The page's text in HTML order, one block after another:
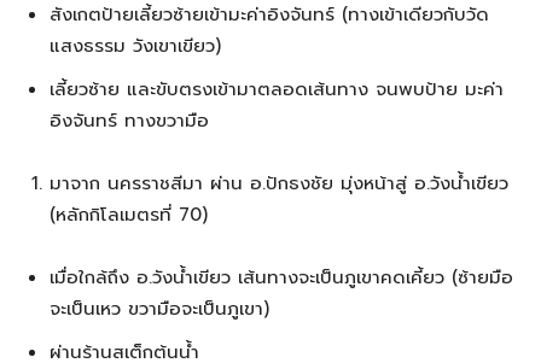
สังเกตป้ายเลี้ยวซ้ายเข้ามะค่าอิงจันทร์ (ทางเข้าเดียวกับวัด
แสงธรรม วังเขาเขียว)
เลี้ยวซ้าย และขับตรงเข้ามาตลอดเส้นทาง จนพบป้าย มะค่า
อิงจันทร์ ทางขวามือ
มาจาก นครราชสีมา ผ่าน อ.ปักธงชัย มุ่งหน้าสู่ อ.วังน้ำเขียว
(หลักกิโลเมตรที่ 70)
เมื่อใกล้ถึง อ.วังน้ำเขียว เส้นทางจะเป็นภูเขาคดเคี้ยว (ซ้ายมือ
จะเป็นเหว ขวามือจะเป็นภูเขา)
ผ่านร้านสเต็กต้นน้ำ